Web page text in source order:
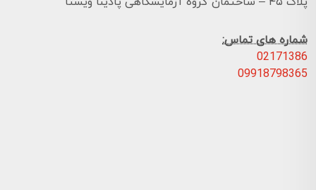
شماره های تماس:
02171386
09918798365